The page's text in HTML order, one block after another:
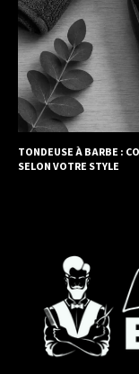
TONDEUSE À BARBE :
SELON VOTRE STYLE